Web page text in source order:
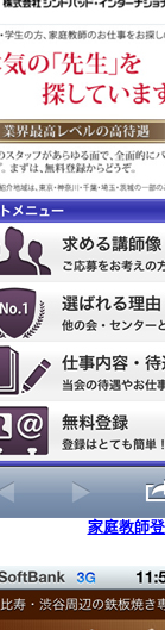
家庭教師